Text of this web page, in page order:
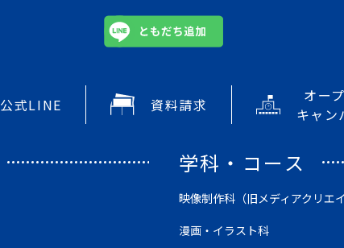
公式LINE 資料請求
オー
キャン
学科・コース
映像制作科（旧メディアクリエ
漫画・イラスト科